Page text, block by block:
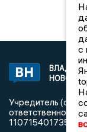
НОВОСТИ
Учредитель
1107154017354)
с